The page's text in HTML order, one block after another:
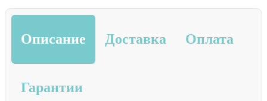
Описание Доставка Оплата
Гарантии